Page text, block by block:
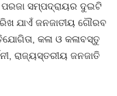
ପରଜା ସମ୍ପଦ୍ରାୟର ଦୁଇଟି
ଯାଏଁ ଜନଜାତୀୟ ଗୌରବ
କଳା ଓ କଳାବସ୍ତୁ
ରାଜ୍ୟସ୍ତରୀୟ ଜନଜାତି